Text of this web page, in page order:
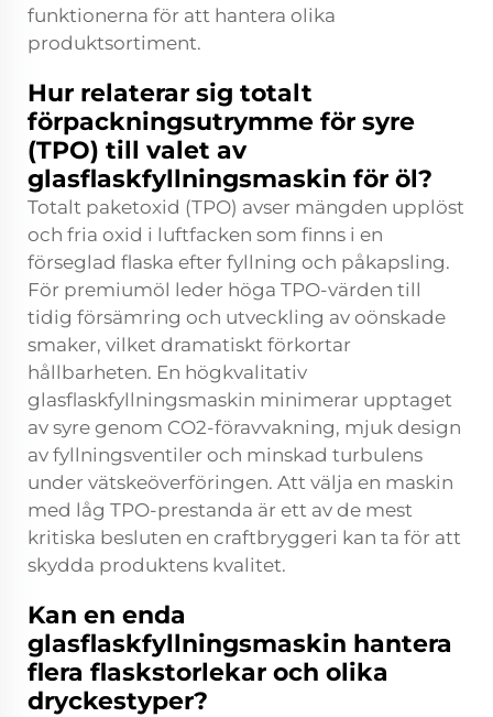
funktionerna för att hantera olika
produktsortiment.
Hur relaterar sig totalt
förpackningsutrymme för syre
(TPO) till valet av
glasflaskfyllningsmaskin för öl?
Totalt paketoxid (TPO) avser mängden upplöst
och fria oxid i luftfacken som finns i en
förseglad flaska efter fyllning och påkapsling.
För premiumöl leder höga TPO-värden till
tidig försämring och utveckling av oönskade
smaker, vilket dramatiskt förkortar
hållbarheten. En högkvalitativ
glasflaskfyllningsmaskin minimerar upptaget
av syre genom CO2-föravvakning, mjuk design
av fyllningsventiler och minskad turbulens
under vätskeöverföringen. Att välja en maskin
med låg TPO-prestanda är ett av de mest
kritiska besluten en craftbryggeri kan ta för att
skydda produktens kvalitet.
Kan en enda
glasflaskfyllningsmaskin hantera
flera flaskstorlekar och olika
dryckestyper?